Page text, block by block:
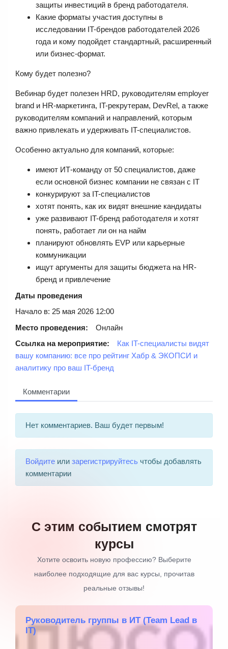
защиты инвестиций в бренд работодателя.
Какие форматы участия доступны в
исследовании IT-брендов работодателей 2026
года и кому подойдет стандартный, расширенный
или бизнес-формат.
Кому будет полезно?
Вебинар будет полезен HRD, руководителям employer
brand и HR-маркетинга, IT-рекрутерам, DevRel, а также
руководителям компаний и направлений, которым
важно привлекать и удерживать IT-специалистов.
Особенно актуально для компаний, которые:
имеют ИТ-команду от 50 специалистов, даже
если основной бизнес компании не связан с IT
конкурируют за IT-специалистов
хотят понять, как их видят внешние кандидаты
уже развивают IT-бренд работодателя и хотят
понять, работает ли он на найм
планируют обновлять EVP или карьерные
коммуникации
ищут аргументы для защиты бюджета на HR-
бренд и привлечение
Даты проведения
Начало в: 25 мая 2026 12:00
Место проведения:
Онлайн
Ссылка на мероприятие:
Как IT-специалисты видят
вашу компанию: все про рейтинг Хабр & ЭКОПСИ и
аналитику про ваш IT-бренд
Комментарии
Нет комментариев. Ваш будет первым!
Войдитеили зарегистрируйтесь чтобы добавлять
комментарии
С этим событием смотрят
курсы
Хотите освоить новую профессию? Выберите
наиболее подходящие для вас курсы, прочитав
реальные отзывы!
Руководитель группы в ИТ (Team Lead в
IT)